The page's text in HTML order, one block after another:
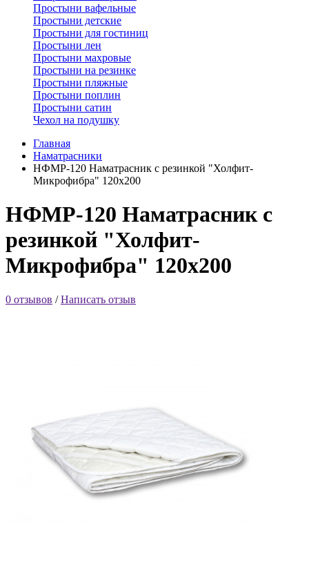
Простыни вафельные
Простыни детские
Простыни для гостиниц
Простыни лен
Простыни махровые
Простыни на резинке
Простыни пляжные
Простыни поплин
Простыни сатин
Чехол на подушку
Главная
Наматрасники
НФМР-120 Наматрасник с резинкой "Холфит-
Микрофибра" 120х200
НФМР-120 Наматрасник с
резинкой "Холфит-
Микрофибра" 120х200
0 отзывов /Написать отзыв